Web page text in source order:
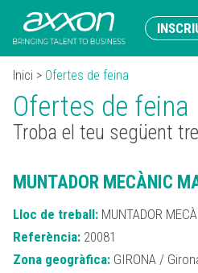
Inici > Ofertes de feina
Ofertes de feina
Troba el teu següent
MUNTADOR MECÀNIC
Lloc de treball:MUNTADOR
Referència:20081
Zona geogràfica:GIRONA /